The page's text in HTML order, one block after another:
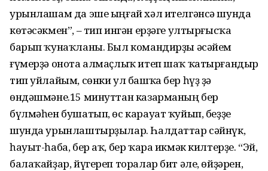
урынлашам да эше ыңғай хәл ителгәнсә шунда
көтәсәкмен”, – тип ингән ерҙәге ултырғысҡа
барып ҡунаҡланы. Был командирҙы әсәйем
ғүмерҙә онота алмаҫлыҡ итеп шаҡ ҡатырғандыр
тип уйлайым, сөнки ул башҡа бер һүҙ ҙә
өндәшмәне.15 минуттан казарманың бер
бүлмәһен бушатып, өс карауат ҡуйып, беҙҙе
шунда урынлаш­тырҙылар. Һалдаттар сәйнүк,
һауыт-һаба, бер аҡ, бер ҡара икмәк килтерҙе. “Эй,
балаҡайҙар, йүгереп торалар бит әле, өйҙәрен,